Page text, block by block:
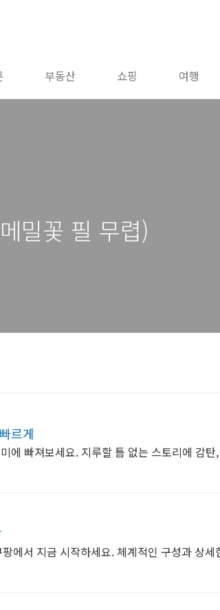
부동산 쇼핑 여행
밀꽃 필 무렵)
르게
에 빠져보세요. 지루할 틈 없는 스토리에 감탄
에서 지금 시작하세요. 체계적인 구성과 상세